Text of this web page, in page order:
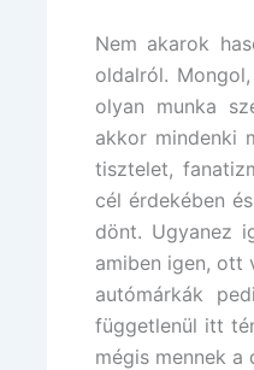
Nem akarok
oldalról.
olyan munka
akkor mindenki
tisztelet,
cél érdekében
dönt. Ugyanez
amiben igen, ott
autómárkák
függetlenül itt
mégis mennek a